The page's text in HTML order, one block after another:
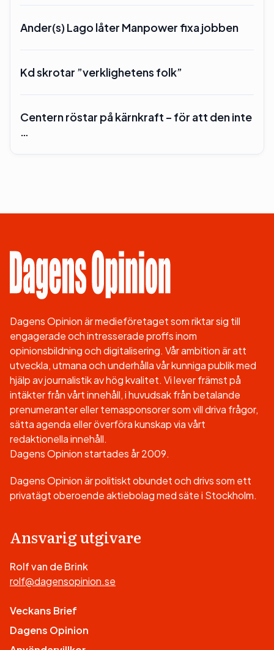
Ander(s) Lago låter Manpower fixa jobben
Kd skrotar ”verklighetens folk”
Centern röstar på kärnkraft – för att den inte
…
Dagens Opinion är medieföretaget som riktar sig till
engagerade och intresserade proffs inom
opinionsbildning och digitalisering. Vår ambition är att
utveckla, utmana och underhålla vår kunniga publik med
hjälp av journalistik av hög kvalitet. Vi lever främst på
intäkter från vårt innehåll, i huvudsak från betalande
prenumeranter eller temasponsorer som vill driva frågor,
sätta agenda eller överföra kunskap via vårt
redaktionella innehåll.
Dagens Opinion startades år 2009.
Dagens Opinion är politiskt obundet och drivs som ett
privatägt oberoende aktiebolag med säte i Stockholm.
Ansvarig utgivare
Rolf van de Brink
rolf@dagensopinion.se
Veckans Brief
Dagens Opinion